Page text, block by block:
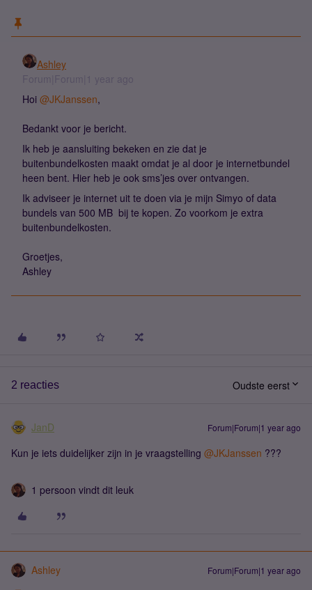
Ashley
Forum|Forum|1 year ago
Hoi @JKJanssen,
Bedankt voor je bericht.
Ik heb je aansluiting bekeken en zie dat je
buitenbundelkosten maakt omdat je al door je internetbundel
heen bent. Hier heb je ook sms’jes over ontvangen.
Ik adviseer je internet uit te doen via je mijn Simyo of data
bundels van 500 MB bij te kopen. Zo voorkom je extra
buitenbundelkosten.
Groetjes,
Ashley
2 reacties Oudste eerst
JanD Forum|Forum|1 year ago
Kun je iets duidelijker zijn in je vraagstelling @JKJanssen ???
1 persoon vindt dit leuk
Ashley Forum|Forum|1 year ago